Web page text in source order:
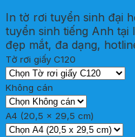
In tờ rơi tuyển sinh đại
tuyển sinh tiếng Anh tại
đẹp mắt, đa dạng,
Tờ rơi giấy C120
Không cán
A4 (20,5 x 29,5 cm)